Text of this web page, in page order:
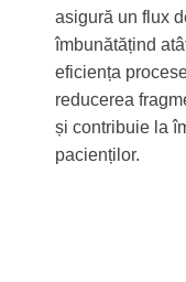
asigură un flux
îmbunătățind
eficiența
reducerea
și contribuie la
pacienților.